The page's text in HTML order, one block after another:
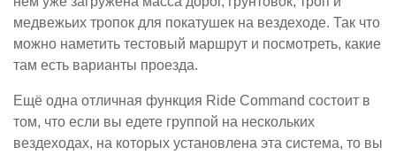
медвежьих тропок для покатушек на вездеходе. Так что
можно наметить тестовый маршрут и посмотреть, какие
там есть варианты проезда.
Ещё одна отличная функция Ride Command состоит в
том, что если вы едете группой на нескольких
вездеходах, на которых установлена эта система, то вы